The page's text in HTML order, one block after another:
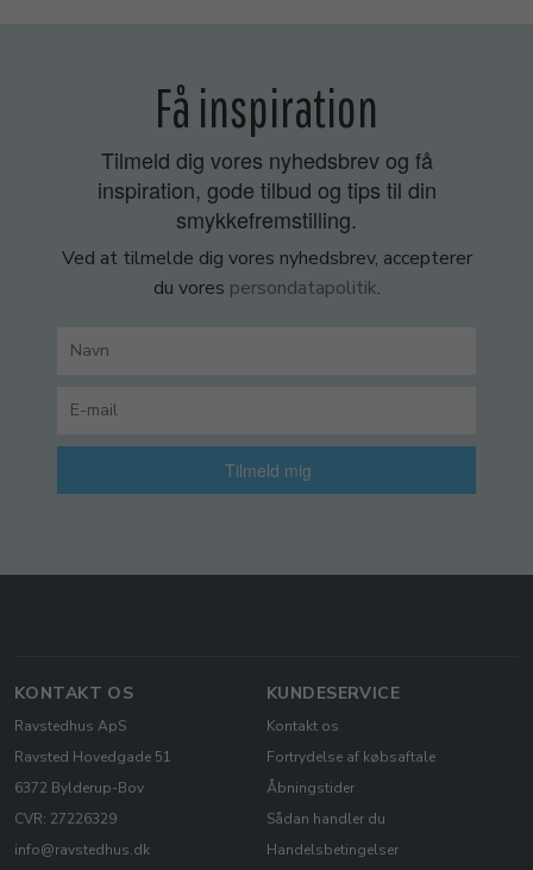
Få inspiration
Tilmeld dig vores nyhedsbrev og få
inspiration, gode tilbud og tips til din
smykkefremstilling.
Ved at tilmelde dig vores nyhedsbrev, accepterer
du vores persondatapolitik.
Tilmeld mig
KONTAKT OS
Ravstedhus ApS
Ravsted Hovedgade 51
6372 Bylderup-Bov
CVR: 27226329
info@ravstedhus.dk
KUNDESERVICE
Kontakt os
Fortrydelse af købsaftale
Åbningstider
Sådan handler du
Handelsbetingelser